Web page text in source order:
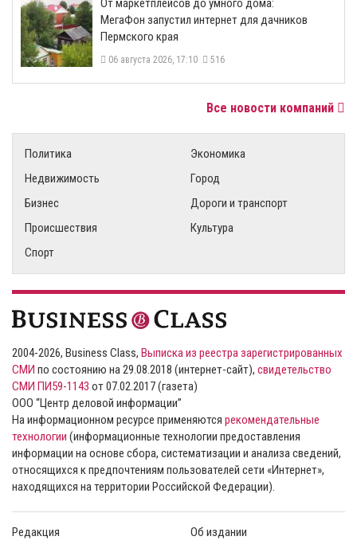
От маркетплейсов до умного дома:
МегаФон запустил интернет для дачников
Пермского края
06 августа 2026, 17:10 516
Все новости компаний
Политика
Экономика
Недвижимость
Город
Бизнес
Дороги и транспорт
Происшествия
Культура
Спорт
2004-2026, Business Class, Выписка из реестра зарегистрированных
СМИ по состоянию на 29.08.2018 (интернет-сайт), свидетельство
СМИ ПИ59-1143 от 07.02.2017 (газета)
ООО “Центр деловой информации”
На информационном ресурсе применяются рекомендательные
технологии (информационные технологии предоставления
информации на основе сбора, систематизации и анализа сведений,
относящихся к предпочтениям пользователей сети «Интернет»,
находящихся на территории Российской Федерации).
Редакция Об издании